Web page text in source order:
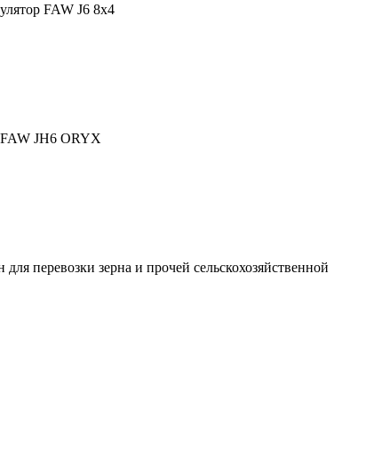
FAW J6 8х4
FAW JH6 ORYX
перевозки зерна и прочей сельскохозяйственной